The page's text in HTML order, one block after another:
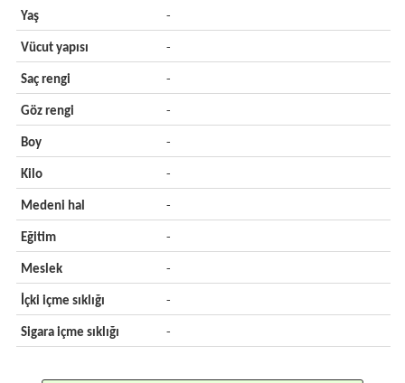
Yaş -
Vücut yapısı -
Saç rengi -
Göz rengi -
Boy -
Kilo -
Medeni hal -
Eğitim -
Meslek -
İçki içme sıklığı -
Sigara içme sıklığı -